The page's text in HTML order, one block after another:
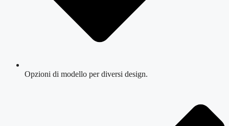
Opzioni di modello per diversi design.